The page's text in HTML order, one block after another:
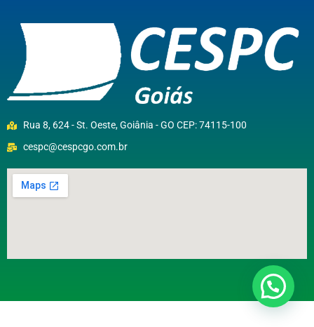
Rua 8, 624 - St. Oeste, Goiânia - GO CEP: 74115-100
cespc@cespcgo.com.br